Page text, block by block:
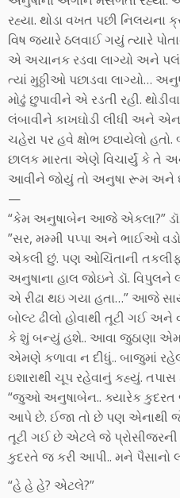
રહ્યા. થોડા વખત પછી નિલયના
વિષ જયારે ઠલવાઈ ગયું ત્યારે
એ અચાનક રડવા લાગ્યો અને
ત્યાં મુઠ્ઠીઓ પછાડવા લાગ્યો…
મોઢું છુપાવીને એ રડતી રહી.
લંબાવીને કાખઘોડી લીધી અને
ચહેરા પર હવે ક્ષોભ છવાયેલો
છાલક મારતા એણે વિચાર્યું કે તે
આવીને જોયું તો અનુષા રૂમ અને
—
“કેમ અનુષાબેન આજે એકલા?” ડૉ.
”સર, મમ્મી પપ્પા અને ભાઈઓ
એકલી છું. પણ ઓચિંતાની
અનુષાના હાલ જોઇને ડૉ. વિપુલને
એ રીઢા થઇ ગયા હતા…” આજે
બોલ્ટ ઢીલો હોવાથી તૂટી ગઈ
કે શું બન્યું હશે.. આવા જુઠાણા
એમણે કળાવા ન દીધું.. બાજુમાં
ઇશારાથી ચૂપ રહેવાનું કહ્યું.
“જુઓ અનુષાબેન.. ક્યારેક કુદરત
આપે છે. ઈજા તો છે પણ એનાથી જે
તૂટી ગઈ છે એટલે જે
કુદરતે જ કરી આપી.. મને પૈસાનો
“હે હે હે? એટલે?”